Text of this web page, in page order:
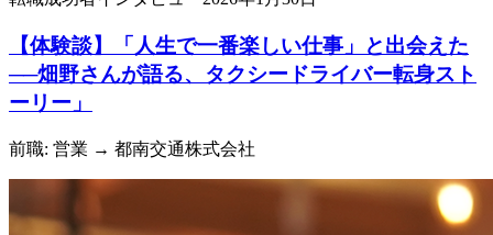
【体験談】「人生で一番楽しい仕事」と出会えた
──畑野さんが語る、タクシードライバー転身スト
ーリー」
前職: 営業 → 都南交通株式会社